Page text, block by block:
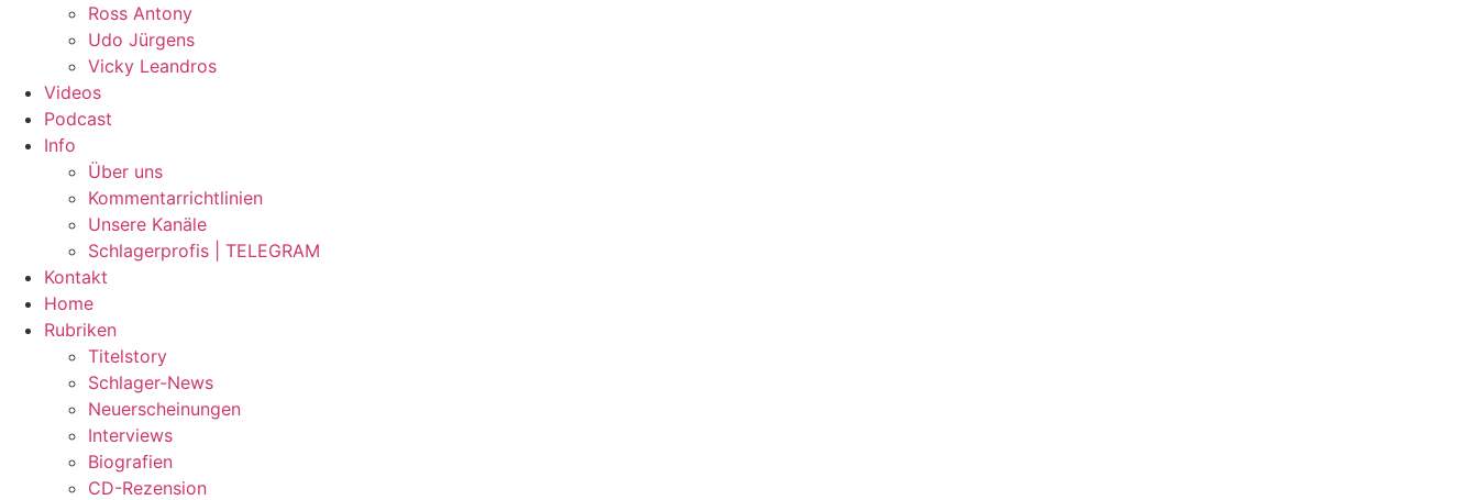
Ross Antony
Udo Jürgens
Vicky Leandros
Videos
Podcast
Info
Über uns
Kommentarrichtlinien
Unsere Kanäle
Schlagerprofis | TELEGRAM
Kontakt
Home
Rubriken
Titelstory
Schlager-News
Neuerscheinungen
Interviews
Biografien
CD-Rezension